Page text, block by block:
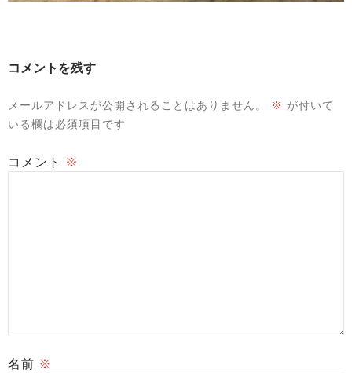
コメントを残す
メールアドレスが公開されることはありません。 ※ が付いて
いる欄は必須項目です
コメント ※
名前 ※